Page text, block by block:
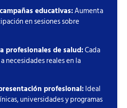
educativas:Aumenta
en sesiones sobre
profesionales de salud:Cada
necesidades reales en la
profesional:Ideal
universidades y programas